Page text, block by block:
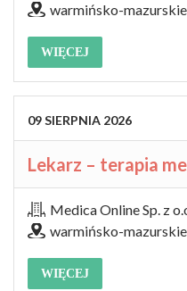
warmińsko-
WIĘCEJ
09SIERPNIA 2026
Lekarz – terapia
Medica Online Sp. z
warmińsko-
WIĘCEJ